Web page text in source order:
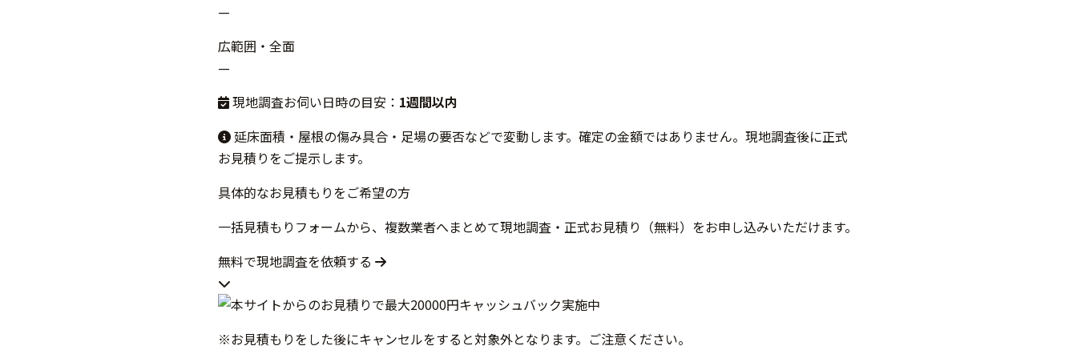
—
広範囲・全面
—
現地調査お伺い日時の目安： 1週間以内
延床面積・屋根の傷み具合・足場の要否などで変動します。確定の金額ではありません。現地調査後に正式
お見積りをご提示します。
具体的なお見積もりをご希望の方
一括見積もりフォームから、複数業者へまとめて現地調査・正式お見積り（無料）をお申し込みいただけます。
無料で現地調査を依頼する
※お見積もりをした後にキャンセルをすると対象外となります。ご注意ください。